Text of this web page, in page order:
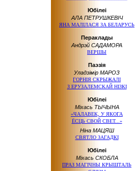
Юбілеі
АЛА ПЕТРУШКЕВІЧ
ЯНА МАЛІЛАСЯ ЗА БЕЛАРУСЬ
Пераклады
Андрэй САДАМОРА
ВЕРШЫ
Паэзія
Уладзімір МАРОЗ
ГОРНІЯ СКРЫЖАЛІ
З ЕРУЗАЛЕМСКАЙ НІЗКІ
Юбілеі
Міхась ТЫЧЫНА
«ЧАЛАВЕК, У ЯКОГА
ЁСЦЬ СВОЙ СВЕТ...»
Ніна МАЦЯШ
СВЯТЛО ЗАГАДКІ
Юбілеі
Міхась СКОБЛА
ПРАЗ МАГІЧНЫ КРЫШТАЛЬ